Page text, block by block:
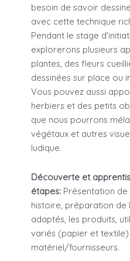
besoin de savoir
avec cette technique
Pendant le stage
explorerons plusieurs
plantes, des fleurs
dessinées sur place ou
Vous pouvez aussi
herbiers et des petits
que nous pourrons
végétaux et autres
ludique.
Découverte et
étapes: Présentation
histoire, préparation de
adaptés, les produits,
variés (papier et textile)
matériel/fournisseurs.